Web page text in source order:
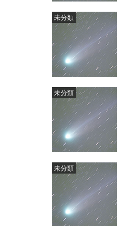
未分類
未分類
未分類